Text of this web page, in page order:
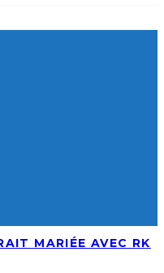
MARIÉE AVEC RK